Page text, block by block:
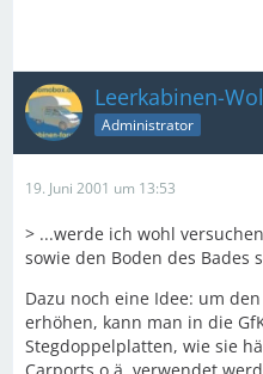
Leerkabinen-
Administrator
19. Juni 2001 um 13:53
> ...werde ich wohl
sowie den Boden des Bades
Dazu noch eine Idee: um
erhöhen, kann man in die
Stegdoppelplatten, wie sie